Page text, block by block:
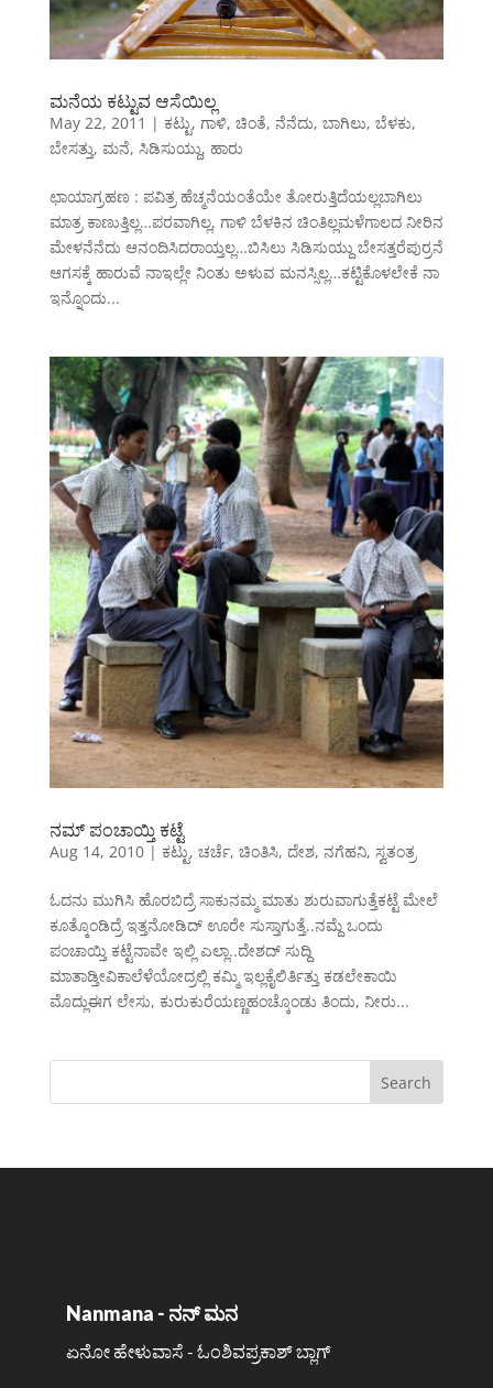
ಮನೆಯ ಕಟ್ಟುವ ಆಸೆಯಿಲ್ಲ
May 22, 2011 | ಕಟ್ಟು, ಗಾಳಿ, ಚಿಂತೆ, ನೆನೆದು, ಬಾಗಿಲು, ಬೆಳಕು,
ಬೇಸತ್ತು, ಮನೆ, ಸಿಡಿಸುಯ್ದು, ಹಾರು
ಛಾಯಾಗ್ರಹಣ : ಪವಿತ್ರ ಹೆಚ್ಮನೆಯಂತೆಯೇ ತೋರುತ್ತಿದೆಯಲ್ಲಬಾಗಿಲು
ಮಾತ್ರ ಕಾಣುತ್ತಿಲ್ಲ…ಪರವಾಗಿಲ್ಲ, ಗಾಳಿ ಬೆಳಕಿನ ಚಿಂತಿಲ್ಲಮಳೆಗಾಲದ ನೀರಿನ
ಮೇಳನೆನೆದು ಆನಂದಿಸಿದರಾಯ್ತಲ್ಲ…ಬಿಸಿಲು ಸಿಡಿಸುಯ್ದು ಬೇಸತ್ತರೆಪುರ್ರನೆ
ಆಗಸಕ್ಕೆ ಹಾರುವೆ ನಾಇಲ್ಲೇ ನಿಂತು ಅಳುವ ಮನಸ್ಸಿಲ್ಲ…ಕಟ್ಟಿಕೊಳಲೇಕೆ ನಾ
ಇನ್ನೊಂದು...
ನಮ್ ಪಂಚಾಯ್ತಿ ಕಟ್ಟೆ
Aug 14, 2010| ಕಟ್ಟು, ಚರ್ಚೆ, ಚಿಂತಿಸಿ, ದೇಶ, ನಗೆಹನಿ, ಸ್ವತಂತ್ರ
ಓದನು ಮುಗಿಸಿ ಹೊರಬಿದ್ರೆ ಸಾಕುನಮ್ಮ ಮಾತು ಶುರುವಾಗುತ್ತೆಕಟ್ಟೆ ಮೇಲೆ
ಕೂತ್ಕೊಂಡಿದ್ರೆ ಇತ್ತನೋಡಿದ್ ಊರೇ ಸುಸ್ತಾಗುತ್ತೆ..ನಮ್ದೆ ಒಂದು
ಪಂಚಾಯ್ತಿ ಕಟ್ಟೆನಾವೇ ಇಲ್ಲಿ ಎಲ್ಲಾ..ದೇಶದ್ ಸುದ್ದಿ
ಮಾತಾಡ್ತೀವಿಕಾಲೆಳೆಯೋದ್ರಲ್ಲಿ ಕಮ್ಮಿ ಇಲ್ಲಕೈಲಿರ್ತಿತ್ತು ಕಡಲೇಕಾಯಿ
ಮೊದ್ಲುಈಗ ಲೇಸು, ಕುರುಕುರೆಯಣ್ಣಹಂಚ್ಕೊಂಡು ತಿಂದು, ನೀರು...
Nanmana - ನನ್ ಮನ
ಏನೋ ಹೇಳುವಾಸೆ - ಓಂಶಿವಪ್ರಕಾಶ್ ಬ್ಲಾಗ್